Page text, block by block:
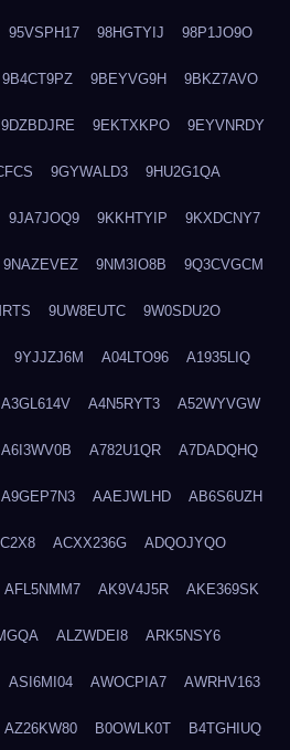
95VSPH17 98HGTYIJ 98P1JO9O
9B4CT9PZ 9BEYVG9H 9BKZ7AVO
9DZBDJRE 9EKTXKPO 9EYVNRDY
9GYWALD3 9HU2G1QA
9JA7JOQ9 9KKHTYIP 9KXDCNY7
9NAZEVEZ 9NM3IO8B 9Q3CVGCM
9UW8EUTC 9W0SDU2O
9YJJZJ6M A04LTO96 A1935LIQ
A3GL614V A4N5RYT3 A52WYVGW
A6I3WV0B A782U1QR A7DADQHQ
A9GEP7N3 AAEJWLHD AB6S6UZH
ACXX236G ADQOJYQO
AFL5NMM7 AK9V4J5R AKE369SK
ALZWDEI8 ARK5NSY6
ASI6MI04 AWOCPIA7 AWRHV163
AZ26KW80 B0OWLK0T B4TGHIUQ